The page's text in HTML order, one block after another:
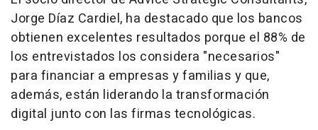
Jorge Díaz Cardiel, ha destacado que los bancos
obtienen excelentes resultados porque el 88% de
los entrevistados los considera "necesarios"
para financiar a empresas y familias y que,
además, están liderando la transformación
digital junto con las firmas tecnológicas.